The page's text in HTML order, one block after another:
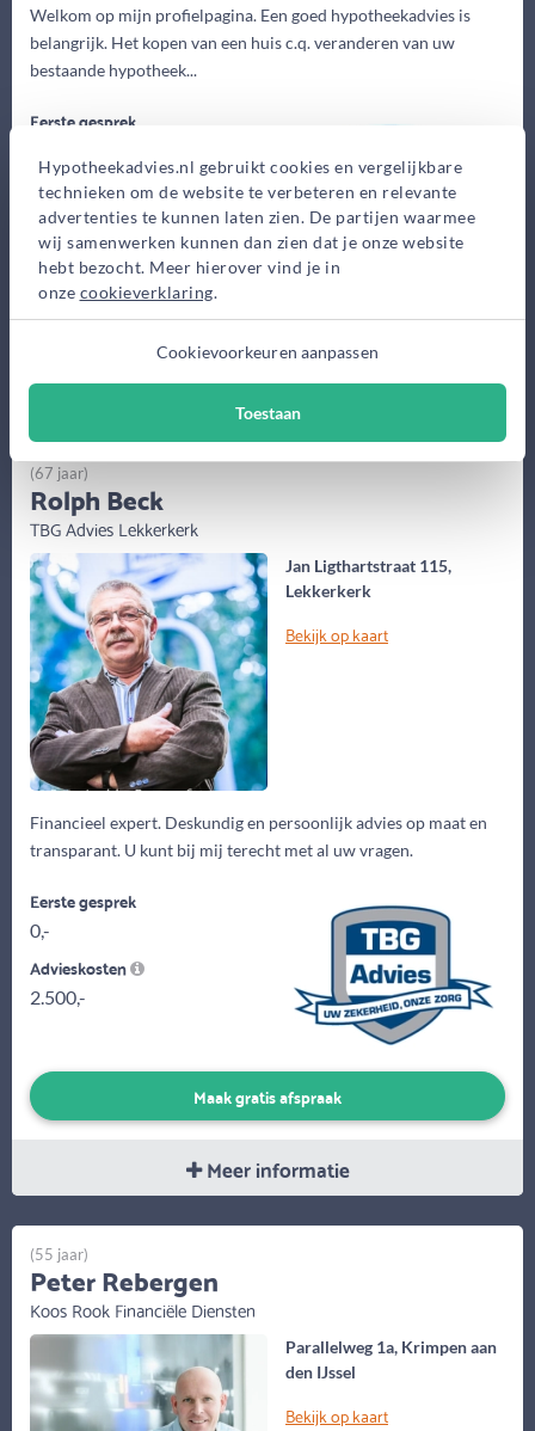
Hypotheekadvies.nl gebruikt cookies en vergelijkbare
technieken om de website te verbeteren en relevante
advertenties te kunnen laten zien. De partijen waarmee
wij samenwerken kunnen dan zien dat je onze website
hebt bezocht. Meer hierover vind je in
onze cookieverklaring.
Cookievoorkeuren aanpassen
Toestaan
Welkom op mijn profielpagina. Een goed hypotheekadvies is
belangrijk. Het kopen van een huis c.q. veranderen van uw
bestaande hypotheek...
Eerste gesprek
Advieskosten
2.500,-
Maak gratis afspraak
Meer informatie
Jan Ligthartstraat 115,
Lekkerkerk
Bekijk op kaart
Financieel expert. Deskundig en persoonlijk advies op maat en
transparant. U kunt bij mij terecht met al uw vragen.
(67 jaar)
Rolph Beck
TBG Advies Lekkerkerk
Eerste gesprek
0,-
Advieskosten
2.500,-
Maak gratis afspraak
Meer informatie
Parallelweg 1a, Krimpen aan
den IJssel
Bekijk op kaart
(55 jaar)
Peter Rebergen
Koos Rook Financiële Diensten